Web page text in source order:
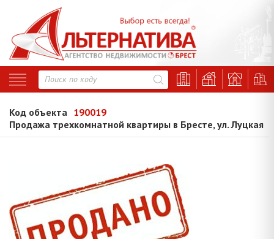
Код объекта 190019
Продажа трехкомнатной квартиры в Бресте, ул. Луцкая